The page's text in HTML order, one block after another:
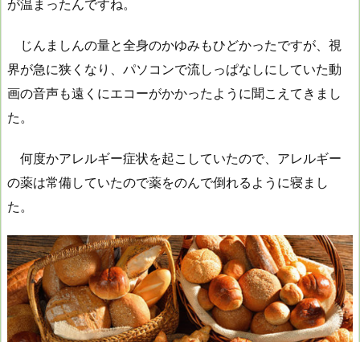
が温まったんですね。
じんましんの量と全身のかゆみもひどかったですが、視
界が急に狭くなり、パソコンで流しっぱなしにしていた動
画の音声も遠くにエコーがかかったように聞こえてきまし
た。
何度かアレルギー症状を起こしていたので、アレルギー
の薬は常備していたので薬をのんで倒れるように寝まし
た。